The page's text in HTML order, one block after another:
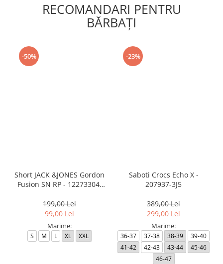
RECOMANDARI PENTRU
BĂRBAŢI
-50%
Short JACK &JONES Gordon
Fusion SN RP - 12273304-
199,00 Lei
99,00 Lei
Marime:
S M L XL XXL
-23%
Saboti Crocs Echo X -
207937-3J5
389,00 Lei
299,00 Lei
Marime:
36-37 37-38 38-39
39-40
41-42
42-43 43-44
45-46
46-47